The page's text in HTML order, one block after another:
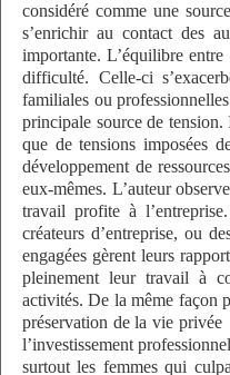
considéré comme une
s’enrichir au contact des
importante. L’équilibre
difficulté. Celle-ci
familiales ou
principale source de
que de tensions imposées
développement de
eux-mêmes. L’auteur
travail profite à
créateurs d’entreprise, ou
engagées gèrent leurs
pleinement leur travail à
activités. De la même façon
préservation de la vie privée
l’investissement
surtout les femmes qui